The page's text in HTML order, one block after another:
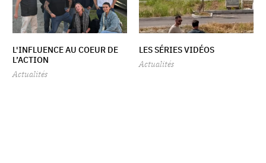
L'INFLUENCE AU COEUR DE
L’ACTION
Actualités
LES SÉRIES VIDÉOS
Actualités